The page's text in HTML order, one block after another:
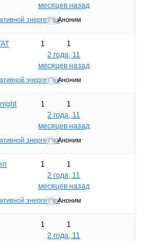
энергетики
месяцев назад
Аноним
энергетики
1
1
2 года, 11
месяцев назад
Аноним
энергетики
1
1
2 года, 11
месяцев назад
Аноним
энергетики
1
1
2 года, 11
месяцев назад
Аноним
1
1
2 года, 11